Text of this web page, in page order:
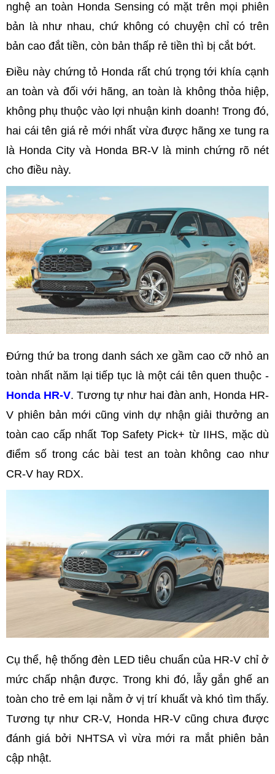
nghệ an toàn Honda Sensing có mặt trên mọi phiên
bản là như nhau, chứ không có chuyện chỉ có trên
bản cao đắt tiền, còn bản thấp rẻ tiền thì bị cắt bớt.
Điều này chứng tỏ Honda rất chú trọng tới khía cạnh
an toàn và đối với hãng, an toàn là không thỏa hiệp,
không phụ thuộc vào lợi nhuận kinh doanh! Trong đó,
hai cái tên giá rẻ mới nhất vừa được hãng xe tung ra
là Honda City và Honda BR-V là minh chứng rõ nét
cho điều này.
Đứng thứ ba trong danh sách xe gầm cao cỡ nhỏ an
toàn nhất năm lại tiếp tục là một cái tên quen thuộc -
Honda HR-V. Tương tự như hai đàn anh, Honda HR-
V phiên bản mới cũng vinh dự nhận giải thưởng an
toàn cao cấp nhất Top Safety Pick+ từ IIHS, mặc dù
điểm số trong các bài test an toàn không cao như
CR-V hay RDX.
Cụ thể, hệ thống đèn LED tiêu chuẩn của HR-V chỉ ở
mức chấp nhận được. Trong khi đó, lẫy gắn ghế an
toàn cho trẻ em lại nằm ở vị trí khuất và khó tìm thấy.
Tương tự như CR-V, Honda HR-V cũng chưa được
đánh giá bởi NHTSA vì vừa mới ra mắt phiên bản
cập nhật.